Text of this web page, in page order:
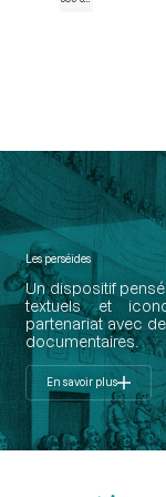
Les perséides
Un dispositif
textuels et
partenariat avec
documentaires.
En savoir plus